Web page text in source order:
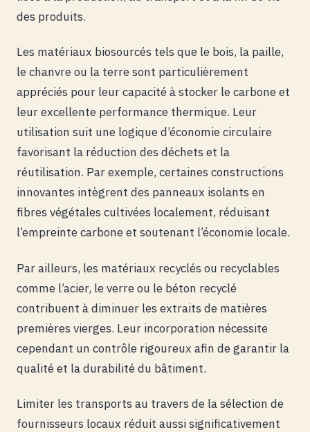
des produits.
Les matériaux biosourcés tels que le bois, la paille,
le chanvre ou la terre sont particulièrement
appréciés pour leur capacité à stocker le carbone et
leur excellente performance thermique. Leur
utilisation suit une logique d’économie circulaire
favorisant la réduction des déchets et la
réutilisation. Par exemple, certaines constructions
innovantes intègrent des panneaux isolants en
fibres végétales cultivées localement, réduisant
l’empreinte carbone et soutenant l’économie locale.
Par ailleurs, les matériaux recyclés ou recyclables
comme l’acier, le verre ou le béton recyclé
contribuent à diminuer les extraits de matières
premières vierges. Leur incorporation nécessite
cependant un contrôle rigoureux afin de garantir la
qualité et la durabilité du bâtiment.
Limiter les transports au travers de la sélection de
fournisseurs locaux réduit aussi significativement